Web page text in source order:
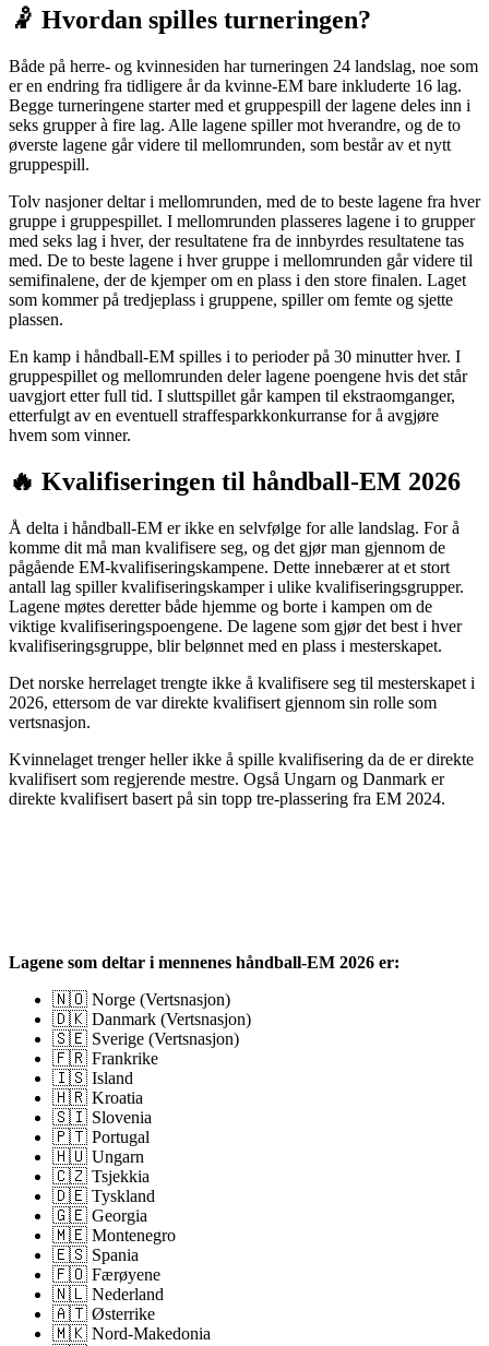
🤾 Hvordan spilles turneringen?
Både på herre- og kvinnesiden har turneringen 24 landslag, noe som
er en endring fra tidligere år da kvinne-EM bare inkluderte 16 lag.
Begge turneringene starter med et gruppespill der lagene deles inn i
seks grupper à fire lag. Alle lagene spiller mot hverandre, og de to
øverste lagene går videre til mellomrunden, som består av et nytt
gruppespill.
Tolv nasjoner deltar i mellomrunden, med de to beste lagene fra hver
gruppe i gruppespillet. I mellomrunden plasseres lagene i to grupper
med seks lag i hver, der resultatene fra de innbyrdes resultatene tas
med. De to beste lagene i hver gruppe i mellomrunden går videre til
semifinalene, der de kjemper om en plass i den store finalen. Laget
som kommer på tredjeplass i gruppene, spiller om femte og sjette
plassen.
En kamp i håndball-EM spilles i to perioder på 30 minutter hver. I
gruppespillet og mellomrunden deler lagene poengene hvis det står
uavgjort etter full tid. I sluttspillet går kampen til ekstraomganger,
etterfulgt av en eventuell straffesparkkonkurranse for å avgjøre
hvem som vinner.
🔥 Kvalifiseringen til håndball-EM 2026
Å delta i håndball-EM er ikke en selvfølge for alle landslag. For å
komme dit må man kvalifisere seg, og det gjør man gjennom de
pågående EM-kvalifiseringskampene. Dette innebærer at et stort
antall lag spiller kvalifiseringskamper i ulike kvalifiseringsgrupper.
Lagene møtes deretter både hjemme og borte i kampen om de
viktige kvalifiseringspoengene. De lagene som gjør det best i hver
kvalifiseringsgruppe, blir belønnet med en plass i mesterskapet.
Det norske herrelaget trengte ikke å kvalifisere seg til mesterskapet i
2026, ettersom de var direkte kvalifisert gjennom sin rolle som
vertsnasjon.
Kvinnelaget trenger heller ikke å spille kvalifisering da de er direkte
kvalifisert som regjerende mestre. Også Ungarn og Danmark er
direkte kvalifisert basert på sin topp tre-plassering fra EM 2024.
Lagene som deltar i mennenes håndball-EM 2026 er:
🇳🇴 Norge (Vertsnasjon)
🇩🇰 Danmark (Vertsnasjon)
🇸🇪 Sverige (Vertsnasjon)
🇫🇷 Frankrike
🇮🇸 Island
🇭🇷 Kroatia
🇸🇮 Slovenia
🇵🇹 Portugal
🇭🇺 Ungarn
🇨🇿 Tsjekkia
🇩🇪 Tyskland
🇬🇪 Georgia
🇲🇪 Montenegro
🇪🇸 Spania
🇫🇴 Færøyene
🇳🇱 Nederland
🇦🇹 Østerrike
🇲🇰 Nord-Makedonia